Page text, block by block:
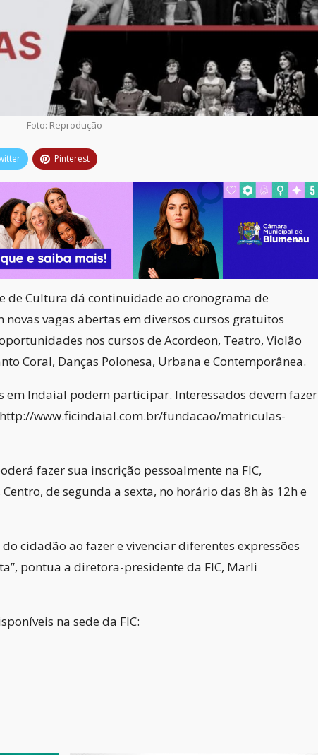
Foto: Reprodução
Pinterest
de Cultura dá continuidade ao cronograma de
vagas abertas em diversos cursos gratuitos
nos cursos de Acordeon, Teatro, Violão
Coral, Danças Polonesa, Urbana e Contemporânea.
em Indaial podem participar. Interessados devem fazer
www.ficindaial.com.br/fundacao/matriculas-
fazer sua inscrição pessoalmente na FIC,
de segunda a sexta, no horário das 8h às 12h e
cidadão ao fazer e vivenciar diferentes expressões
pontua a diretora-presidente da FIC, Marli
na sede da FIC: